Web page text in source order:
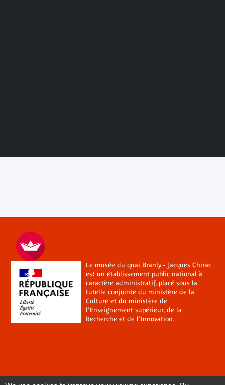
Le musée du quai Branly - Jacques Chirac
est un établissement public national à
caractère administratif, placé sous la
tutelle conjointe du ministère de la
Cultureet du ministère de
l'Enseignement supérieur, de la
Recherche et de l'Innovation.